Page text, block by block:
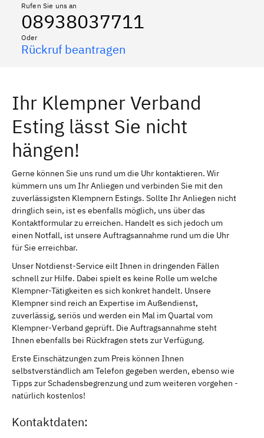
Rufen Sie uns an
08938037711
Oder
Rückruf beantragen
Ihr Klempner Verband
Esting lässt Sie nicht
hängen!
Gerne können Sie uns rund um die Uhr kontaktieren. Wir
kümmern uns um Ihr Anliegen und verbinden Sie mit den
zuverlässigsten Klempnern Estings. Sollte Ihr Anliegen nicht
dringlich sein, ist es ebenfalls möglich, uns über das
Kontaktformular zu erreichen. Handelt es sich jedoch um
einen Notfall, ist unsere Auftragsannahme rund um die Uhr
für Sie erreichbar.
Unser Notdienst-Service eilt Ihnen in dringenden Fällen
schnell zur Hilfe. Dabei spielt es keine Rolle um welche
Klempner-Tätigkeiten es sich konkret handelt. Unsere
Klempner sind reich an Expertise im Außendienst,
zuverlässig, seriös und werden ein Mal im Quartal vom
Klempner-Verband geprüft. Die Auftragsannahme steht
Ihnen ebenfalls bei Rückfragen stets zur Verfügung.
Erste Einschätzungen zum Preis können Ihnen
selbstverständlich am Telefon gegeben werden, ebenso wie
Tipps zur Schadensbegrenzung und zum weiteren vorgehen -
natürlich kostenlos!
Kontaktdaten: